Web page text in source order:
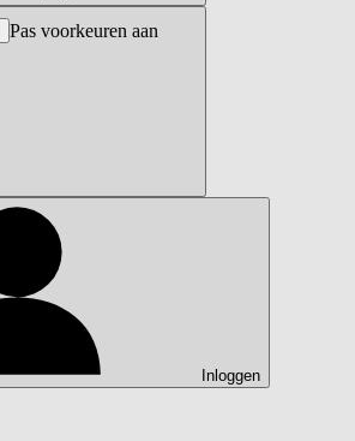
Inloggen
Pas voorkeuren aan